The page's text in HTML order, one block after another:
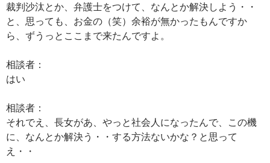
裁判沙汰とか、弁護士をつけて、なんとか解決しよう・・
と、思っても、お金の（笑）余裕が無かったもんですか
ら、ずうっとここまで来たんですよ。
相談者：
はい
相談者：
それでえ、長女があ、やっと社会人になったんで、この機
に、なんとか解決う・・する方法ないかな？と思って
え・・